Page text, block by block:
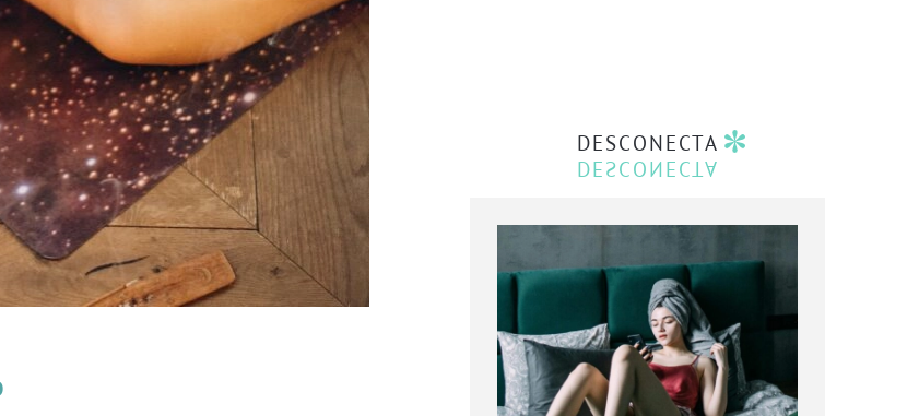
DESCONECTA